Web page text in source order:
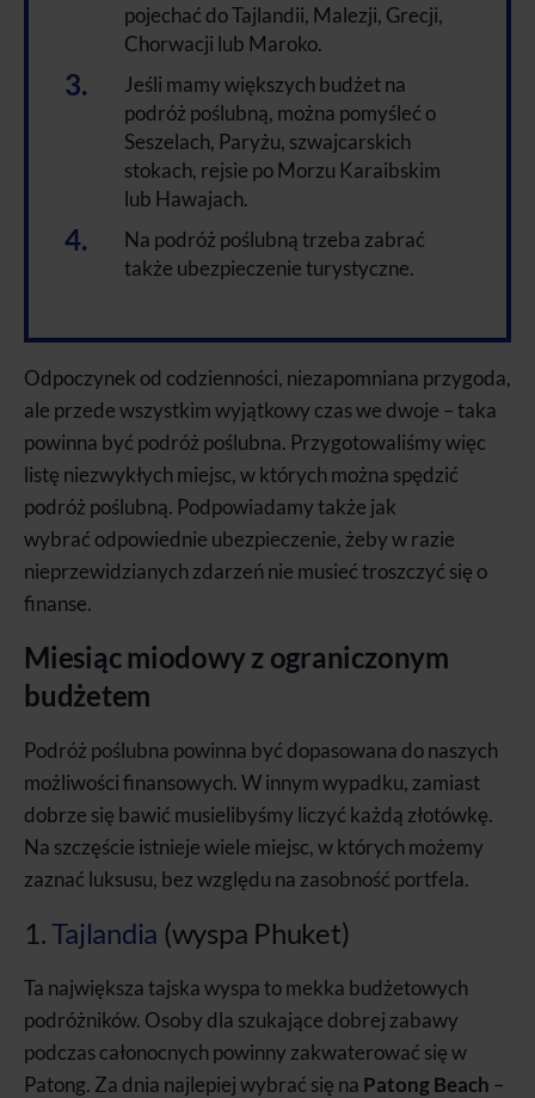
pojechać do Tajlandii, Malezji, Grecji,
Chorwacji lub Maroko.
Jeśli mamy większych budżet na
podróż poślubną, można pomyśleć o
Seszelach, Paryżu, szwajcarskich
stokach, rejsie po Morzu Karaibskim
lub Hawajach.
Na podróż poślubną trzeba zabrać
także ubezpieczenie turystyczne.
Odpoczynek od codzienności, niezapomniana przygoda,
ale przede wszystkim wyjątkowy czas we dwoje – taka
powinna być podróż poślubna. Przygotowaliśmy więc
listę niezwykłych miejsc, w których można spędzić
podróż poślubną. Podpowiadamy także jak
wybrać odpowiednie ubezpieczenie, żeby w razie
nieprzewidzianych zdarzeń nie musieć troszczyć się o
finanse.
Miesiąc miodowy z ograniczonym
budżetem
Podróż poślubna powinna być dopasowana do naszych
możliwości finansowych. W innym wypadku, zamiast
dobrze się bawić musielibyśmy liczyć każdą złotówkę.
Na szczęście istnieje wiele miejsc, w których możemy
zaznać luksusu, bez względu na zasobność portfela.
1.Tajlandia (wyspa Phuket)
Ta największa tajska wyspa to mekka budżetowych
podróżników. Osoby dla szukające dobrej zabawy
podczas całonocnych powinny zakwaterować się w
Patong. Za dnia najlepiej wybrać się na Patong Beach –